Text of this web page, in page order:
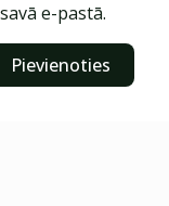
e-pastā.
Pievienoties